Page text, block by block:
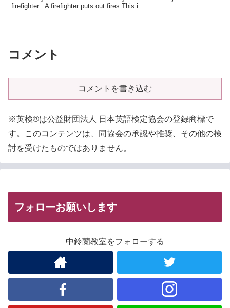
firefighter. A firefighter puts out fires.This i...
コメント
コメントを書き込む
※英検®は公益財団法人 日本英語検定協会の登録商標で
す。このコンテンツは、同協会の承認や推奨、その他の検
討を受けたものではありません。
フォローお願いします
中鈴蘭教室をフォローする